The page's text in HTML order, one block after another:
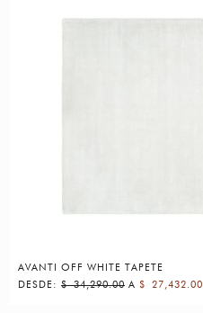
AVANTI OFF WHITE TAPETE
DESDE: $34,290.00 A $ 27,432.00